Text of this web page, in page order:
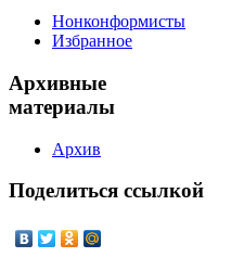
Нонконформисты
Избранное
Архивные
материалы
Архив
Поделиться ссылкой